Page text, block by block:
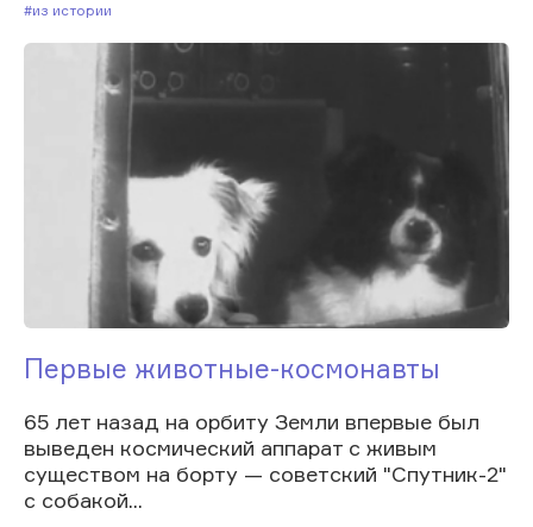
#Из истории
Первые животные-космонавты
65 лет назад на орбиту Земли впервые был
выведен космический аппарат с живым
существом на борту — советский "Спутник-2"
с собакой...